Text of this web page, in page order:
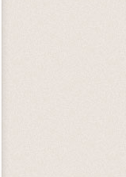
A BONYHÁDI